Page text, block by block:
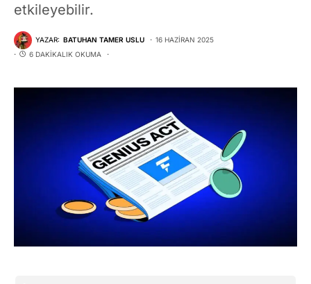
etkileyebilir.
YAZAR: BATUHAN TAMER USLU
16 HAZIRAN 2025
6 DAKIKALIK OKUMA